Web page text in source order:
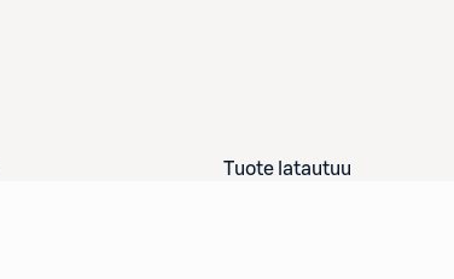
Tuote latautuu